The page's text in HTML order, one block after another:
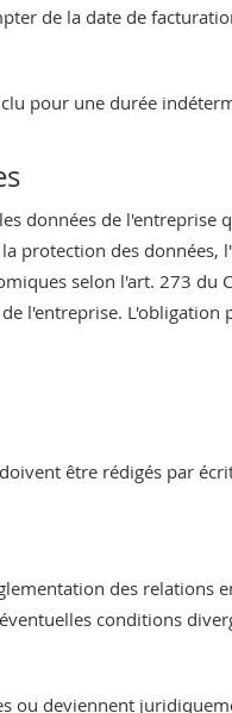
de la date de
pour une durée
données de
protection des
selon l'art. 273
l'entreprise.
être rédigés par
des relations
conditions
ou deviennent